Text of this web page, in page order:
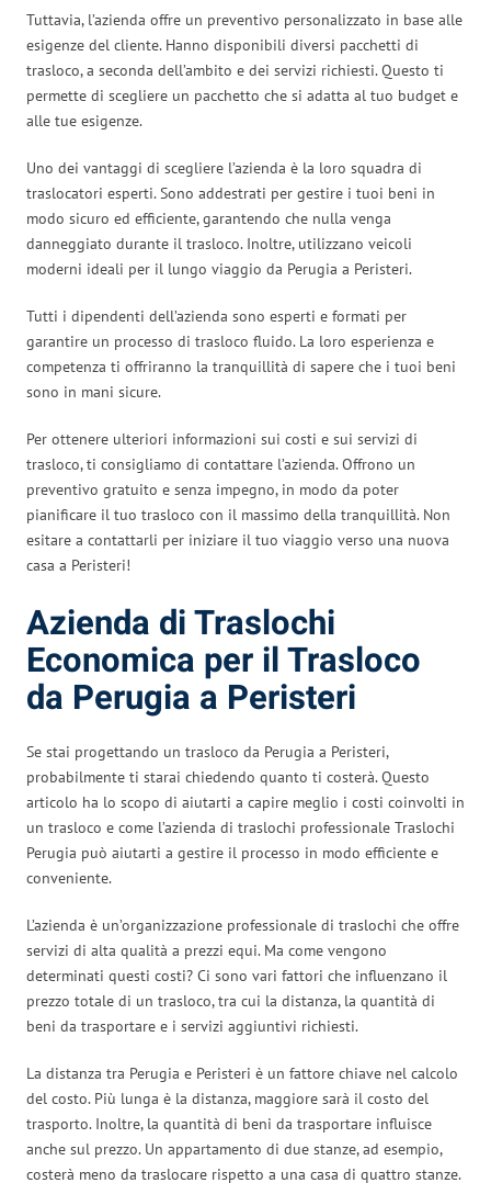
Tuttavia, l’azienda offre un preventivo personalizzato in base alle
esigenze del cliente. Hanno disponibili diversi pacchetti di
trasloco, a seconda dell’ambito e dei servizi richiesti. Questo ti
permette di scegliere un pacchetto che si adatta al tuo budget e
alle tue esigenze.
Uno dei vantaggi di scegliere l’azienda è la loro squadra di
traslocatori esperti. Sono addestrati per gestire i tuoi beni in
modo sicuro ed efficiente, garantendo che nulla venga
danneggiato durante il trasloco. Inoltre, utilizzano veicoli
moderni ideali per il lungo viaggio da Perugia a Peristeri.
Tutti i dipendenti dell’azienda sono esperti e formati per
garantire un processo di trasloco fluido. La loro esperienza e
competenza ti offriranno la tranquillità di sapere che i tuoi beni
sono in mani sicure.
Per ottenere ulteriori informazioni sui costi e sui servizi di
trasloco, ti consigliamo di contattare l’azienda. Offrono un
preventivo gratuito e senza impegno, in modo da poter
pianificare il tuo trasloco con il massimo della tranquillità. Non
esitare a contattarli per iniziare il tuo viaggio verso una nuova
casa a Peristeri!
Azienda di Traslochi
Economica per il Trasloco
da Perugia a Peristeri
Se stai progettando un trasloco da Perugia a Peristeri,
probabilmente ti starai chiedendo quanto ti costerà. Questo
articolo ha lo scopo di aiutarti a capire meglio i costi coinvolti in
un trasloco e come l’azienda di traslochi professionale Traslochi
Perugia può aiutarti a gestire il processo in modo efficiente e
conveniente.
L’azienda è un’organizzazione professionale di traslochi che offre
servizi di alta qualità a prezzi equi. Ma come vengono
determinati questi costi? Ci sono vari fattori che influenzano il
prezzo totale di un trasloco, tra cui la distanza, la quantità di
beni da trasportare e i servizi aggiuntivi richiesti.
La distanza tra Perugia e Peristeri è un fattore chiave nel calcolo
del costo. Più lunga è la distanza, maggiore sarà il costo del
trasporto. Inoltre, la quantità di beni da trasportare influisce
anche sul prezzo. Un appartamento di due stanze, ad esempio,
costerà meno da traslocare rispetto a una casa di quattro stanze.